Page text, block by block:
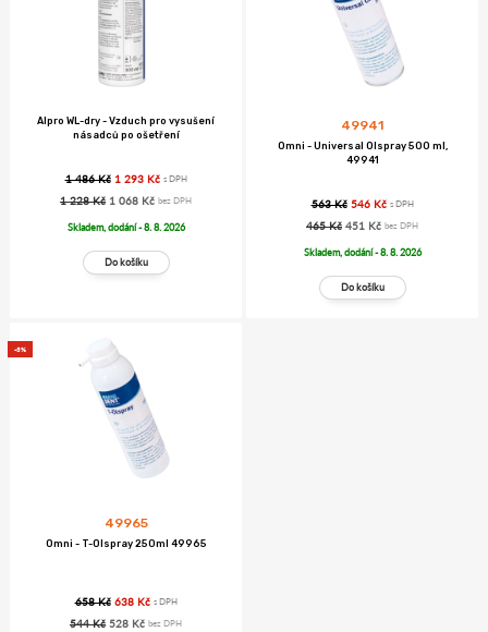
Alpro WL-dry - Vzduch pro vysušení
násadců po ošetření
1 486 Kč 1 293 Kč s DPH
1 228 Kč 1 068 Kč bez DPH
Skladem, dodání - 8. 8. 2026
49941
Omni - Universal Olspray 500 ml,
49941
563 Kč 546 Kč s DPH
465 Kč 451 Kč bez DPH
Skladem, dodání - 8. 8. 2026
-3%
49965
Omni - T-Olspray 250ml 49965
658 Kč 638 Kč s DPH
544 Kč 528 Kč bez DPH